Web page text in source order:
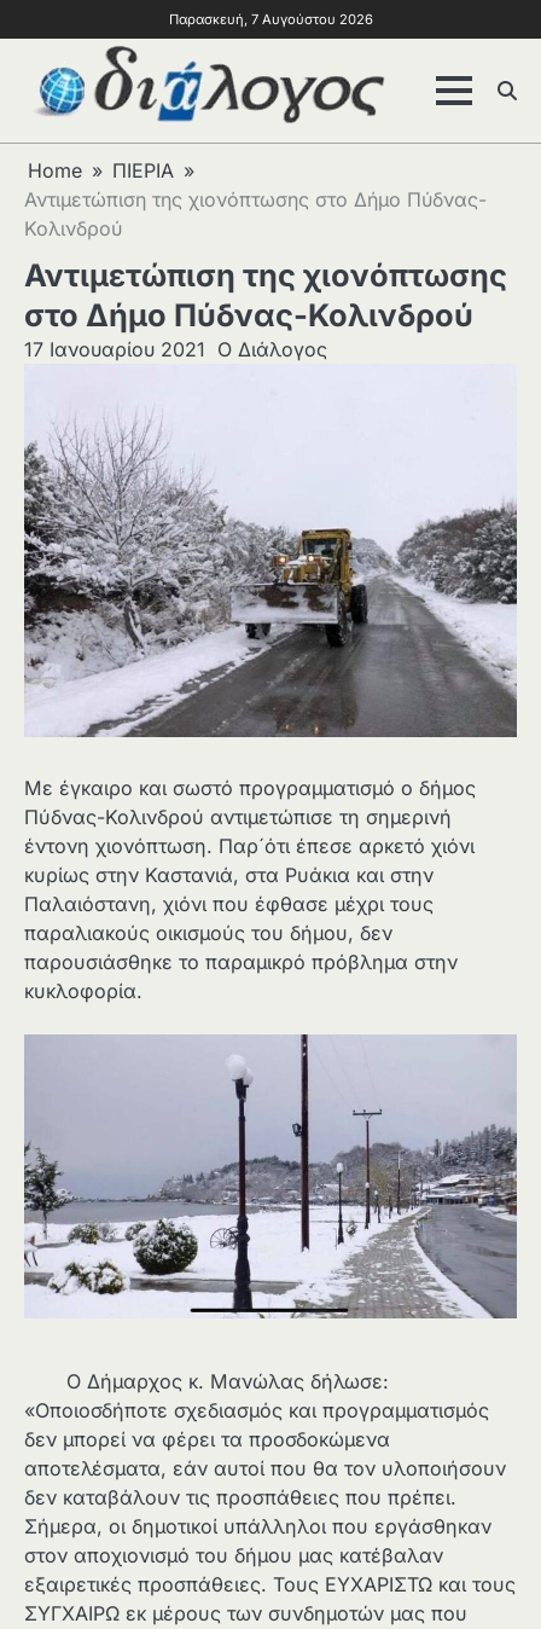
Παρασκευή, 7 Αυγούστου 2026
Home
ΠΙΕΡΙΑ
Αντιμετώπιση της χιονόπτωσης στο Δήμο Πύδνας-
Κολινδρού
Αντιμετώπιση της χιονόπτωσης
στο Δήμο Πύδνας-Κολινδρού
17 Ιανουαρίου 2021 Ο Διάλογος
Με έγκαιρο και σωστό προγραμματισμό ο δήμος
Πύδνας-Κολινδρού αντιμετώπισε τη σημερινή
έντονη χιονόπτωση. Παρ´ότι έπεσε αρκετό χιόνι
κυρίως στην Καστανιά, στα Ρυάκια και στην
Παλαιόστανη, χιόνι που έφθασε μέχρι τους
παραλιακούς οικισμούς του δήμου, δεν
παρoυσιάσθηκε το παραμικρό πρόβλημα στην
κυκλοφορία.
Ο Δήμαρχος κ. Μανώλας δήλωσε:
«Οποιοσδήποτε σχεδιασμός και προγραμματισμός
δεν μπορεί να φέρει τα προσδοκώμενα
αποτελέσματα, εάν αυτοί που θα τον υλοποιήσουν
δεν καταβάλουν τις προσπάθειες που πρέπει.
Σήμερα, οι δημοτικοί υπάλληλοι που εργάσθηκαν
στον αποχιονισμό του δήμου μας κατέβαλαν
εξαιρετικές προσπάθειες. Τους ΕΥΧΑΡΙΣΤΩ και τους
ΣΥΓΧΑΙΡΩ εκ μέρους των συνδημοτών μας που